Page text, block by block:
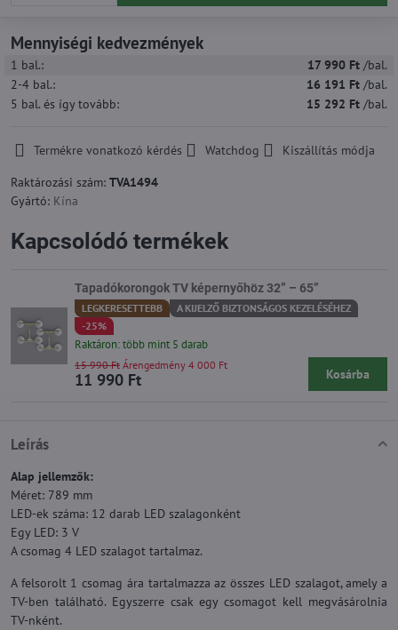
Mennyiségi kedvezmények
1 bal.: 17 990 Ft /bal.
2-4 bal.: 16 191 Ft /bal.
5 bal. és így tovább: 15 292 Ft /bal.
Termékre vonatkozó kérdés Watchdog
Kiszállítás módja
Raktározási szám: TVA1494
Gyártó: Kína
Leírás
Alap jellemzők:
Méret: 789 mm
LED-ek száma: 12 darab LED szalagonként
Egy LED: 3 V
A csomag 4 LED szalagot tartalmaz.
A felsorolt 1 csomag ára tartalmazza az összes LED szalagot, amely a
TV-ben található. Egyszerre csak egy csomagot kell megvásárolnia
TV-nként.
Kapcsolódó termékek
Tapadókorongok TV képernyőhöz 32” – 65”
LEGKERESETTEBB
A KIJELZŐ BIZTONSÁGOS KEZELÉSÉHEZ
-25%
Raktáron: több mint 5 darab
11 990 Ft
15 990 Ft Árengedmény 4 000 Ft
Kosárba